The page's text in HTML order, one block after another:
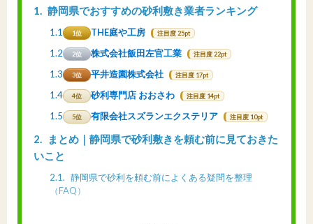
1 静岡県でおすすめの砂利敷き業者ランキング
1.1 1位 THE庭や工房 注目度 25pt
1.2 2位 株式会社飯田左官工業 注目度 22pt
1.3 3位 平井造園株式会社 注目度 17pt
1.4 4位 砂利専門店 おおさわ 注目度 14pt
1.5 5位 有限会社スズランエクステリア 注目度 10pt
2
まとめ｜静岡県で砂利敷きを頼む前に見ておきた
いこと
2.1
静岡県で砂利を頼む前によくある疑問を整理
（FAQ）